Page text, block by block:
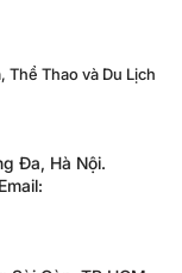
Thể Thao và Du Lịch
Đa, Hà Nội.